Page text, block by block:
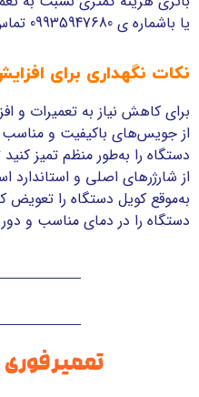
یا باشماره ی 09935947680 تماس بگیرید.
نکات نگهداری برای
برای کاهش نیاز به تعمیرات و
از جویس‌های باکیفیت و مناسب
دستگاه را به‌طور منظم تمیز
از شارژرهای اصلی و استاندارد
به‌موقع کویل دستگاه را تعویض
دستگاه را در دمای مناسب و
تعمیر فوری